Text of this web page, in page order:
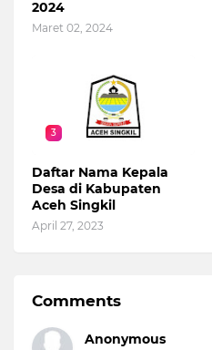
2024
Maret 02, 2024
3
Daftar Nama Kepala
Desa di Kabupaten
Aceh Singkil
April 27, 2023
Comments
Anonymous